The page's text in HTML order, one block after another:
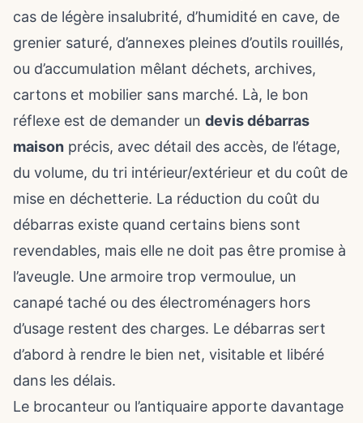
cas de légère insalubrité, d’humidité en cave, de
grenier saturé, d’annexes pleines d’outils rouillés,
ou d’accumulation mêlant déchets, archives,
cartons et mobilier sans marché. Là, le bon
réflexe est de demander un devis débarras
maison précis, avec détail des accès, de l’étage,
du volume, du tri intérieur/extérieur et du coût de
mise en déchetterie. La réduction du coût du
débarras existe quand certains biens sont
revendables, mais elle ne doit pas être promise à
l’aveugle. Une armoire trop vermoulue, un
canapé taché ou des électroménagers hors
d’usage restent des charges. Le débarras sert
d’abord à rendre le bien net, visitable et libéré
dans les délais.
Le brocanteur ou l’antiquaire apporte davantage